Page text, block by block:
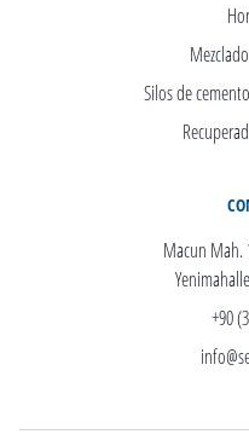
Silos de
Macun Mah.
+90